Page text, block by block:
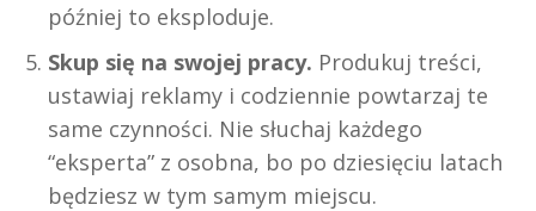
później to eksploduje.
Skup się na swojej pracy. Produkuj treści,
ustawiaj reklamy i codziennie powtarzaj te
same czynności. Nie słuchaj każdego
“eksperta” z osobna, bo po dziesięciu latach
będziesz w tym samym miejscu.